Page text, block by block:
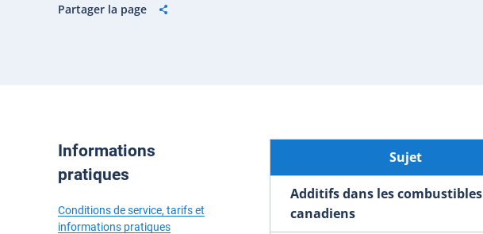
Partager la page
Informations
pratiques
Conditions de service, tarifs et
informations pratiques
Sujet
Additifs dans les combustibles
canadiens